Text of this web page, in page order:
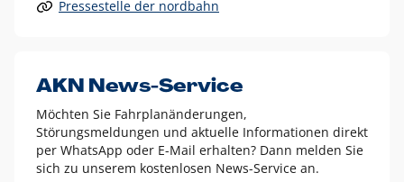
Alle anderen Logo-Varianten dürfen nur in Ausnahmefällen
Diese Ausnahmen sind zum Beispiel:
dem AKN Blau,
weißes Logo auf Fotohintergründen,
schwarzes Logo für reine Schwarz-Weiß-Umsetzungen
Pressestelle der nordbahn
AKN News-Service
Möchten Sie Fahrplanänderungen,
Störungsmeldungen und aktuelle Informationen direkt
per WhatsApp oder E-Mail erhalten? Dann melden Sie
sich zu unserem kostenlosen News-Service an.